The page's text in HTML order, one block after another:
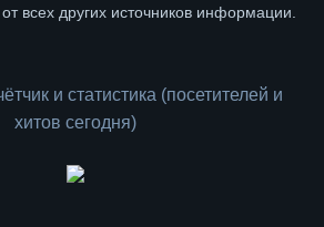
всех других источников информации.